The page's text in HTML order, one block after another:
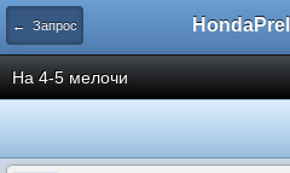
← Запрос
На 4-5 мелочи